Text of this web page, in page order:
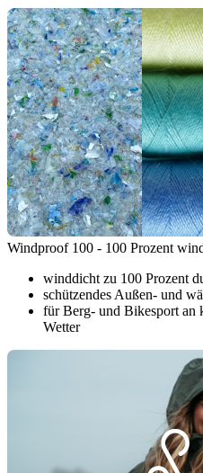
Windproof 100 - 100 Prozent
winddicht zu 100 Prozent
schützendes Außen- und
für Berg- und Bikesport an
Wetter